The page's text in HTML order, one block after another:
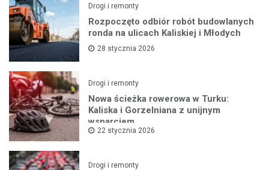
Drogi i remonty
Rozpoczęto odbiór robót budowlanych
ronda na ulicach Kaliskiej i Młodych
28 stycznia 2026
Drogi i remonty
Nowa ścieżka rowerowa w Turku:
Kaliska i Gorzelniana z unijnym
wsparciem
22 stycznia 2026
Drogi i remonty